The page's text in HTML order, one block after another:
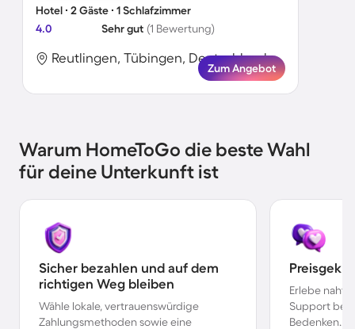
Hotel ∙ 2 Gäste ∙ 1 Schlafzimmer
4.0
Sehr gut (1 Bewertung)
Reutlingen, Tübingen, Deutschland
Zum Angebot
Warum HomeToGo die beste Wahl
für deine Unterkunft ist
Sicher bezahlen und auf dem
richtigen Weg bleiben
Wähle lokale, vertrauenswürdige
Zahlungsmethoden sowie eine
Erlebe
Support bei
Bedenken.